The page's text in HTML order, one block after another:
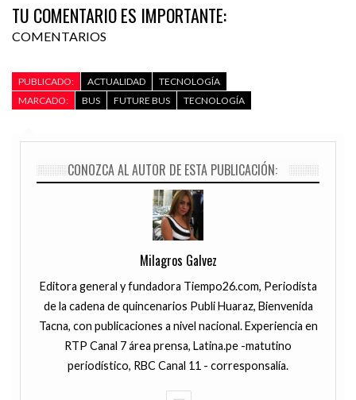
TU COMENTARIO ES IMPORTANTE:
COMENTARIOS
PUBLICADO: ACTUALIDAD
TECNOLOGÍA
MARCADO:
BUS FUTURE BUS TECNOLOGÍA
CONOZCA AL AUTOR DE ESTA PUBLICACIÓN:
Milagros Galvez
Editora general y fundadora Tiempo26.com, Periodista
de la cadena de quincenarios Publi Huaraz, Bienvenida
Tacna, con publicaciones a nivel nacional. Experiencia en
RTP Canal 7 área prensa, Latina.pe -matutino
periodístico, RBC Canal 11 - corresponsalía.